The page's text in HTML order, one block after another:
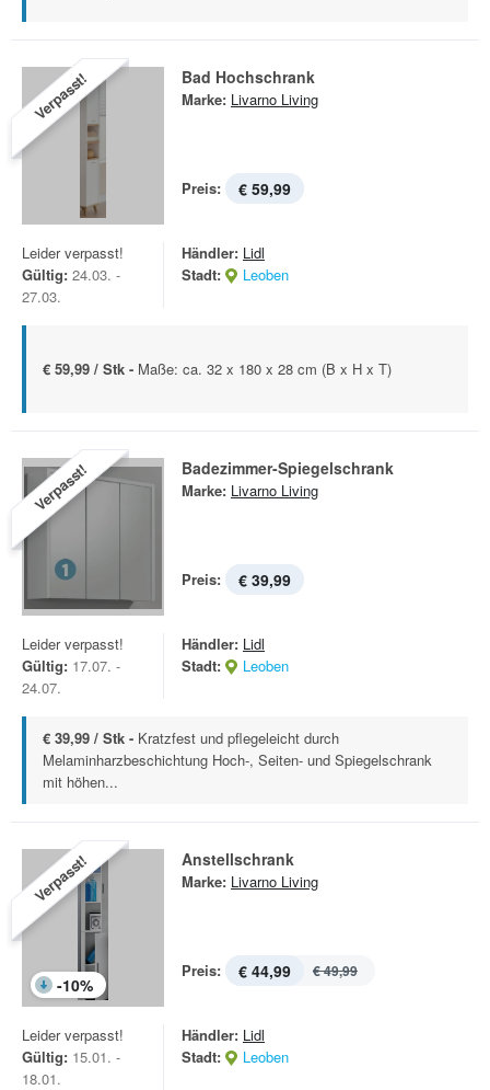
Verpasst! Bad Hochschrank
Marke: Livarno Living
Preis: € 59,99
Leider verpasst!
Gültig: 24.03. -
27.03.
Händler: Lidl
Stadt:
Leoben
€ 59,99 / Stk - Maße: ca. 32 x 180 x 28 cm (B x H x T)
Verpasst! Badezimmer-Spiegelschrank
Marke: Livarno Living
Preis: € 39,99
Leider verpasst!
Gültig: 17.07. -
24.07.
Händler: Lidl
Stadt:
Leoben
€ 39,99 / Stk - Kratzfest und pflegeleicht durch
Melaminharzbeschichtung Hoch-, Seiten- und Spiegelschrank
mit höhen...
Verpasst!
-10%
Anstellschrank
Marke: Livarno Living
Preis: € 44,99 € 49,99
Leider verpasst!
Gültig: 15.01. -
18.01.
Händler: Lidl
Stadt:
Leoben